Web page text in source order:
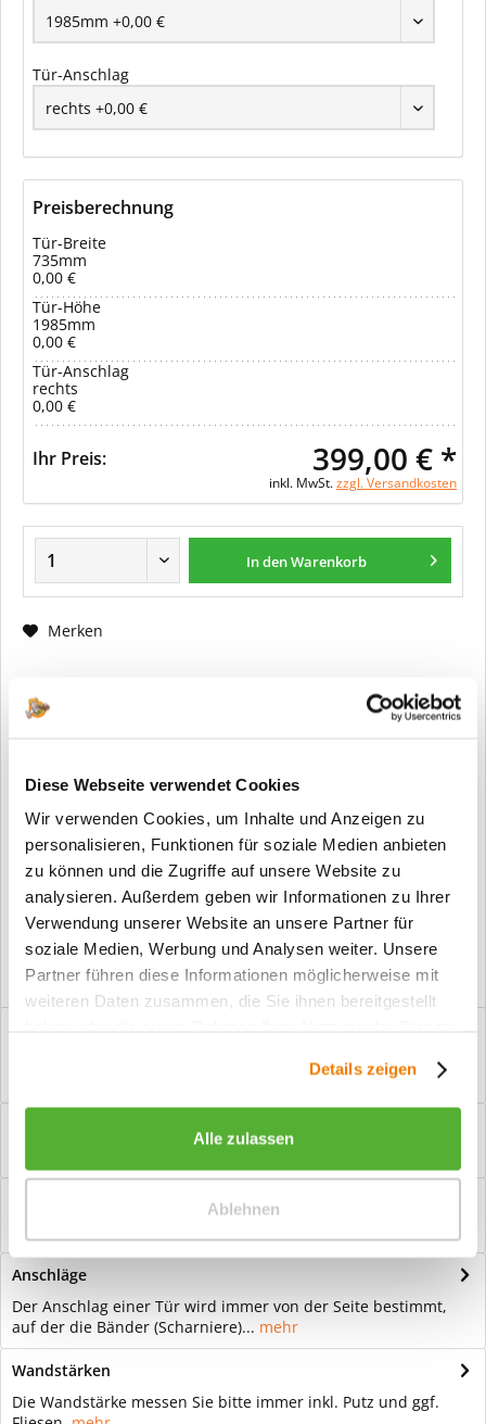
Diese Webseite verwendet Cookies
Wir verwenden Cookies, um Inhalte und Anzeigen zu
personalisieren, Funktionen für soziale Medien anbieten
zu können und die Zugriffe auf unsere Website zu
analysieren. Außerdem geben wir Informationen zu Ihrer
Verwendung unserer Website an unsere Partner für
soziale Medien, Werbung und Analysen weiter. Unsere
Partner führen diese Informationen möglicherweise mit
weiteren Daten zusammen, die Sie ihnen bereitgestellt
Details zeigen
Alle zulassen
Ablehnen
Tür-Anschlag
Preisberechnung
Tür-Breite
735mm
0,00 €
Tür-Höhe
1985mm
0,00 €
Tür-Anschlag
rechts
0,00 €
Ihr Preis: 399,00 € *
inkl. MwSt.zzgl. Versandkosten
In den Warenkorb
Merken
Fragen zum Artikel?
Info:
Dieser Artikel wird gemäß Ihrer
kundenspezifische Anfertigung vom
Widerruf / der Rückgabe
ausgeschlossen.
Vorteile
Kostenloser Versand ab € 2000,- Bestellwert
Versand mit eigener Spedition
Ganzglastür Motiv Kabira matt Für eine zeitlose Optik: Das
Anschläge
Der Anschlag einer Tür wird immer von der Seite bestimmt,
auf der die Bänder (Scharniere)... mehr
Wandstärken
Die Wandstärke messen Sie bitte immer inkl. Putz und ggf.